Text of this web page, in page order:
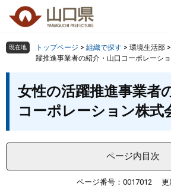
の
頭
ー
飛
組織で探す
検索の仕方 組織で探す サイトマ
現在地 トップページ > 組織で探す > 環境生活部 >
躍推進事業者の紹介・山口コーポレーシ
女性の活躍推進事業者
コーポレーション株式
ページ内目次
ページ番号：0017012 更